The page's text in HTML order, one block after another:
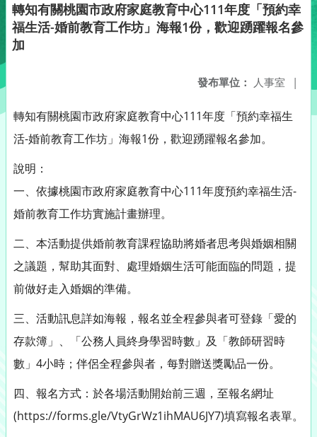
轉知有關桃園市政府家庭教育中心111年度「預約幸
福生活-婚前教育工作坊」海報1份，歡迎踴躍報名參
加
發布單位： 人事室 |
轉知有關桃園市政府家庭教育中心111年度「預約幸福生
活-婚前教育工作坊」海報1份，歡迎踴躍報名參加。
說明：
一、依據桃園市政府家庭教育中心111年度預約幸福生活-
婚前教育工作坊實施計畫辦理。
二、本活動提供婚前教育課程協助將婚者思考與婚姻相關
之議題，幫助其面對、處理婚姻生活可能面臨的問題，提
前做好走入婚姻的準備。
三、活動訊息詳如海報，報名並全程參與者可登錄「愛的
存款簿」、「公務人員終身學習時數」及「教師研習時
數」4小時；伴侶全程參與者，每對贈送獎勵品一份。
四、報名方式：於各場活動開始前三週，至報名網址
(https://forms.gle/VtyGrWz1ihMAU6JY7)填寫報名表單。